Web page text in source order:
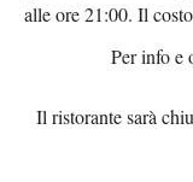
alle ore 21:00. Il
Per info e
Il ristorante sarà